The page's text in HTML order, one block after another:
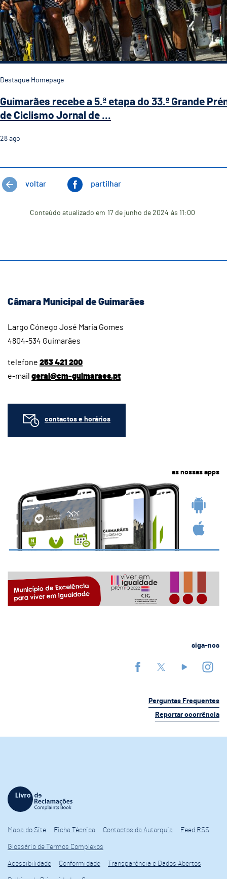
Destaque Homepage
Guimarães recebe a 5.ª etapa do 33.º Grande
de Ciclismo Jornal de ...
28 ago
voltar partilhar
Conteúdo atualizado em 17 de junho de 2024 às 11:00
Câmara Municipal de Guimarães
Largo Cónego José Maria Gomes
4804-534 Guimarães
telefone 253 421 200
e-mail geral@cm-guimaraes.pt
contactos e horários
as nossas apps
siga-nos
Perguntas Frequentes
Reportar ocorrência
Mapa do Site Ficha Técnica Contactos da Autarquia Feed RSS
Glossário de Termos Complexos
Acessibilidade Conformidade Transparência e Dados Abertos